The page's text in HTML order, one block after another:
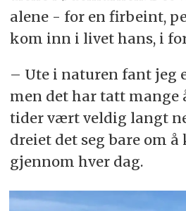
alene - for en firbeint,
kom inn i livet hans, i
– Ute i naturen fant jeg
men det har tatt mange
tider vært veldig langt
dreiet det seg bare om
gjennom hver dag.